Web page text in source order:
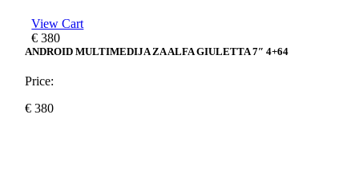
View Cart
€ 380
ANDROID MULTIMEDIJA ZA ALFA GIULETTA 7″ 4+64
Price:
€ 380